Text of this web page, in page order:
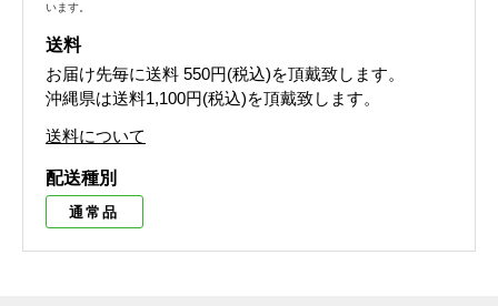
います。
送料
お届け先毎に送料 550円(税込)を頂戴致します。
沖縄県は送料1,100円(税込)を頂戴致します。
送料について
配送種別
通常品